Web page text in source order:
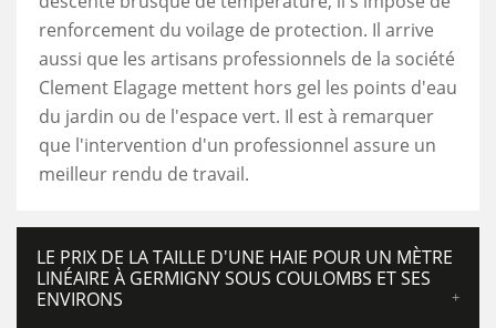
renforcement du voilage de protection. Il arrive
aussi que les artisans professionnels de la société
Clement Elagage mettent hors gel les points d'eau
du jardin ou de l'espace vert. Il est à remarquer
que l'intervention d'un professionnel assure un
meilleur rendu de travail.
LE PRIX DE LA TAILLE D'UNE HAIE POUR UN MÈTRE
LINÉAIRE À GERMIGNY SOUS COULOMBS ET SES
ENVIRONS